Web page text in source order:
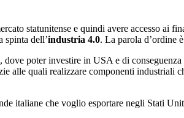
statunitense e quindi avere accesso ai
spinta dell’industria 4.0. La parola d’ordine
poter investire in USA e di conseguenza
alle quali realizzare componenti industriali
italiane che voglio esportare negli Stati